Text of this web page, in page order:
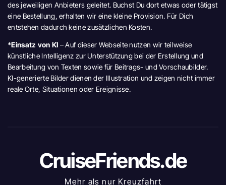
des jeweiligen Anbieters geleitet. Buchst Du dort etwas oder tätigst
eine Bestellung, erhalten wir eine kleine Provision. Für Dich
entstehen dadurch keine zusätzlichen Kosten.
*Einsatz von KI – Auf dieser Webseite nutzen wir teilweise
künstliche Intelligenz zur Unterstützung bei der Erstellung und
Bearbeitung von Texten sowie für Beitrags- und Vorschaubilder.
KI-generierte Bilder dienen der Illustration und zeigen nicht immer
reale Orte, Situationen oder Ereignisse.
CruiseFriends.de
Mehr als nur Kreuzfahrt